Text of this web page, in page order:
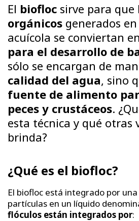
El biofloc sirve para que
orgánicos generados
acuícola se conviertan en
para el desarrollo de
sólo se encargan de
calidad del agua, sino
fuente de alimento
peces y crustáceos.
esta técnica y qué otras
brinda?
¿Qué es el biofloc?
El biofloc está integrado por
partículas en un líquido
flóculos están integrados por: